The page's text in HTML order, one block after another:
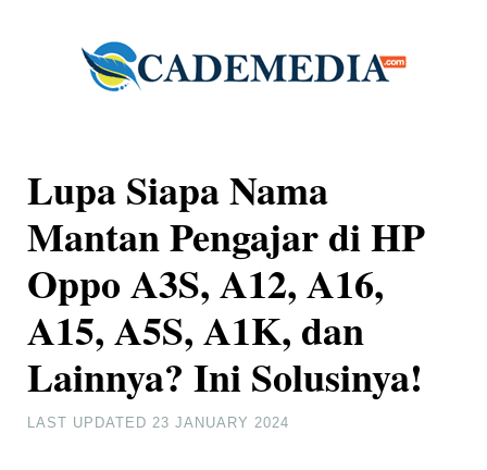
Lupa Siapa Nama
Mantan Pengajar di HP
Oppo A3S, A12, A16,
A15, A5S, A1K, dan
Lainnya? Ini Solusinya!
LAST UPDATED23 JANUARY 2024